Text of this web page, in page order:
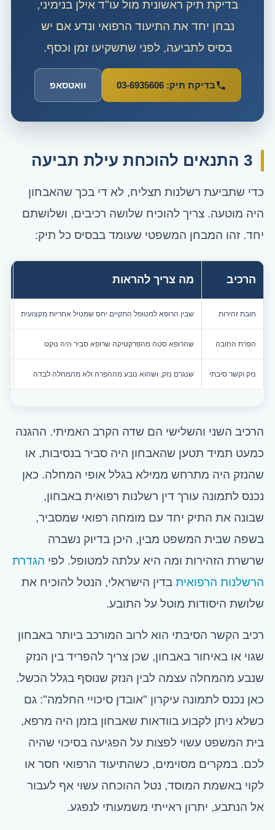
בדיקת תיק ראשונית מול עו"ד אילן בנימיני,
נבחן יחד את התיעוד הרפואי ונדע אם יש
בסיס לתביעה, לפני שתשקיעו זמן וכסף.
בדיקת תיק: 03-6935606 וואטסאפ
3 התנאים להוכחת עילת תביעה
כדי שתביעת רשלנות תצליח, לא די בכך שהאבחון
היה מוטעה. צריך להוכיח שלושה רכיבים, ושלושתם
יחד. זהו המבחן המשפטי שעומד בבסיס כל תיק:
הרכיב מה צריך להראות
חובת זהירות שבין הרופא למטופל התקיים יחס שמטיל אחריות מקצועית
הפרת החובה שהרופא סטה מהפרקטיקה שרופא סביר היה נוקט
נזק וקשר סיבתי שנגרם נזק, ושהוא נובע מההפרה ולא מהמחלה לבדה
הרכיב השני והשלישי הם שדה הקרב האמיתי. ההגנה
כמעט תמיד תטען שהאבחון היה סביר בנסיבות, או
שהנזק היה מתרחש ממילא בגלל אופי המחלה. כאן
נכנס לתמונה עורך דין רשלנות רפואית באבחון,
שבונה את התיק יחד עם מומחה רפואי שמסביר,
בשפה שבית המשפט מבין, היכן בדיוק נשברה
שרשרת הזהירות ומה היא עלתה למטופל. לפי הגדרת
הרשלנות הרפואית בדין הישראלי, הנטל להוכיח את
שלושת היסודות מוטל על התובע.
רכיב הקשר הסיבתי הוא לרוב המורכב ביותר באבחון
שגוי או באיחור באבחון, שכן צריך להפריד בין הנזק
שנבע מהמחלה עצמה לבין הנזק שנוסף בגלל הכשל.
כאן נכנס לתמונה עיקרון "אובדן סיכויי החלמה": גם
כשלא ניתן לקבוע בוודאות שאבחון בזמן היה מרפא,
בית המשפט עשוי לפצות על הפגיעה בסיכוי שהיה
לכם. במקרים מסוימים, כשהתיעוד הרפואי חסר או
לקוי באשמת המוסד, נטל ההוכחה עשוי אף לעבור
אל הנתבע, יתרון ראייתי משמעותי לנפגע.